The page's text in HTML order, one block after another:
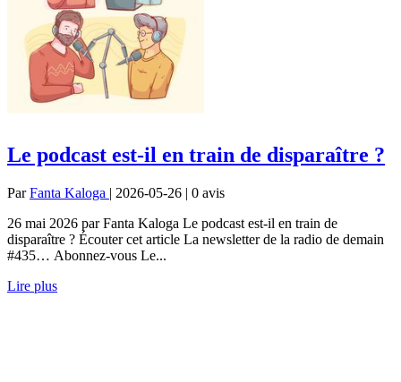
Le podcast est-il en train de disparaître ?
ParFanta Kaloga | 2026-05-26 | 0 avis
26 mai 2026 par Fanta Kaloga Le podcast est-il en train de
disparaître ? Écouter cet article La newsletter de la radio de demain
#435… Abonnez-vous Le...
Lire plus